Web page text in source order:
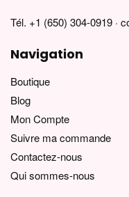
Tél. +1 (650) 304-0919 ·
Navigation
Boutique
Blog
Mon Compte
Suivre ma commande
Contactez-nous
Qui sommes-nous